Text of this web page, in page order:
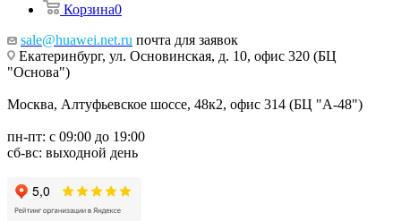
Корзина0
sale@huawei.net.ru почта для заявок
Екатеринбург, ул. Основинская, д. 10, офис 320 (БЦ
"Основа")
Москва, Алтуфьевское шоссе, 48к2, офис 314 (БЦ "А-48")
пн-пт: с 09:00 до 19:00
сб-вс: выходной день